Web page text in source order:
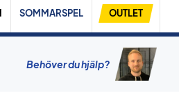
SOMMARSPEL OUTLET
Behöver du hjälp?